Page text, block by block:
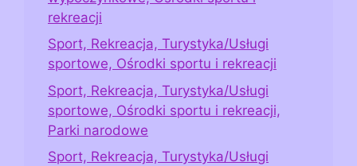
rekreacji
Sport, Rekreacja, Turystyka/Usługi
sportowe, Ośrodki sportu i rekreacji
Sport, Rekreacja, Turystyka/Usługi
sportowe, Ośrodki sportu i rekreacji,
Parki narodowe
Sport, Rekreacja, Turystyka/Usługi